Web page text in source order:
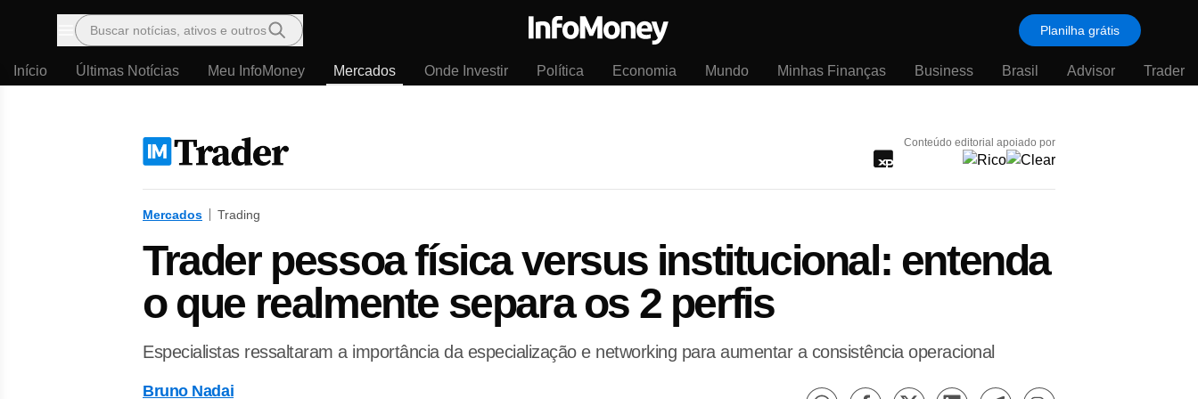
Menu
Buscar notícias, ativos e outros Planilha grátis
Início Últimas Notícias Meu InfoMoney Mercados Onde Investir Política Economia Mundo Minhas Finanças Business Brasil Advisor Trader
Conteúdo editorial apoiado por
Mercados Trading
Trader pessoa física versus institucional: entenda
o que realmente separa os 2 perfis
Especialistas ressaltaram a importância da especialização e networking para aumentar a consistência operacional
Bruno Nadai